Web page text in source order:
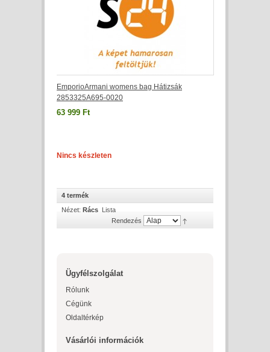
EmporioArmani womens bag Hátizsák
2853325A695-0020
63 999 Ft
Nincs készleten
4 termék
Nézet: Rács Lista
Rendezés
Ügyfélszolgálat
Rólunk
Cégünk
Oldaltérkép
Vásárlói információk